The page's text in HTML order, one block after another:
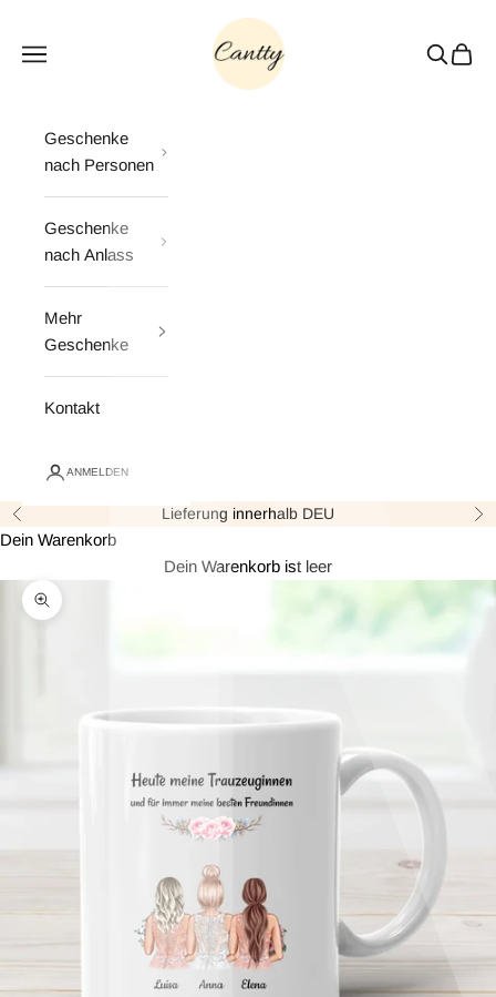
Cantty
Menü
Suchen
Geschenke
nach Personen
Geschenke
nach Anlass
Mehr
Geschenke
Kontakt
ANMELDEN
Zurück Lieferung innerhalb DEU Vor
Dein Warenkorb
Dein Warenkorb ist leer
Bild vergrößern